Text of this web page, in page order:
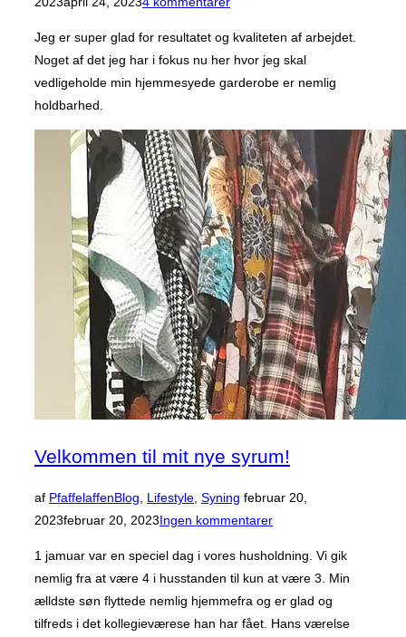
Jeg er super glad for resultatet og kvaliteten af arbejdet.
Noget af det jeg har i fokus nu her hvor jeg skal
vedligeholde min hjemmesyede garderobe er nemlig
holdbarhed.
Velkommen til mit nye syrum!
af PfaffelaffenBlog Lifestyle Syning Udgivet
d.
februar 20,
2023februar 20, 2023Ingen kommentarer
1 jamuar var en speciel dag i vores husholdning. Vi gik
nemlig fra at være 4 i husstanden til kun at være 3. Min
ælldste søn flyttede nemlig hjemmefra og er glad og
tilfreds i det kollegieværese han har fået. Hans værelse